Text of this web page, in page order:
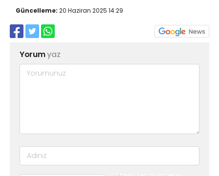
Güncelleme: 20 Haziran 2025 14:29
Yorumyaz